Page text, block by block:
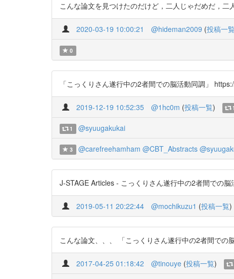
こんな論文を見つけたのだけど，二人じゃだめだ，
2020-03-19 10:00:21 @hideman2009 (投稿一
0
「こっくりさん遂行中の2者間での脳活動同調」
2019-12-19 10:52:35 @1hc0m (投稿一覧) 1
1 @syuugakukai
3 @carefreehamham @CBT_Abstracts
J-STAGE Articles - こっくりさん遂行中の2者間での
2019-05-11 20:22:44 @mochikuzu1 (投稿一覧)
こんな論文、、、 「こっくりさん遂行中の2者間で
2017-04-25 01:18:42 @tinouye (投稿一覧)